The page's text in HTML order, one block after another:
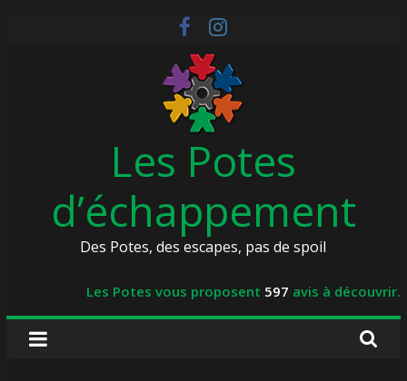
Les Potes
d’échappement
Des Potes, des escapes, pas de spoil
Les Potes vous proposent 597 avis à découvrir.